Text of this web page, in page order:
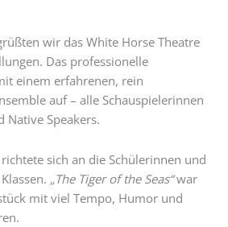
wir das White Horse Theatre
Das professionelle
einem erfahrenen, rein
auf – alle Schauspielerinnen
Native Speakers.
sich an die Schülerinnen und
„The Tiger of the Seas“war
mit viel Tempo, Humor und